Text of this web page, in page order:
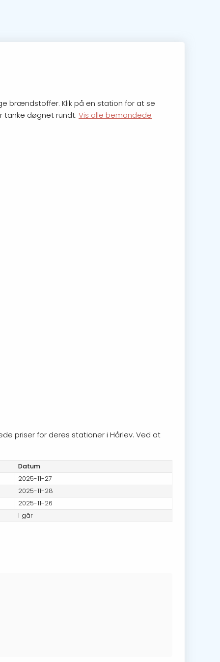
brændstoffer. Klik på en station for at se
tanke døgnet rundt. Vis alle bemandede
priser for deres stationer i Hårlev. Ved at
Datum
2025-11-27
2025-11-28
2025-11-26
I går